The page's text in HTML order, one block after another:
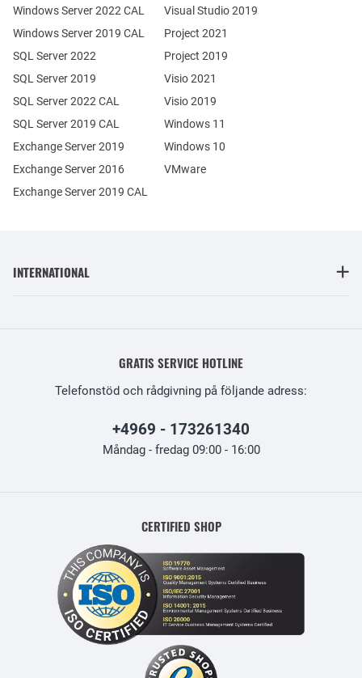
Exchange Server 2019
Exchange Server 2016
SQL Server 2022
SQL Server 2019
Windows Server 2022 CAL
Windows Server 2019 CAL
SQL Server 2022 CAL
SQL Server 2019 CAL
Exchange Server 2019 CAL
Visual Studio 2019
Project 2021
Project 2019
Visio 2021
Visio 2019
Windows 11
Windows 10
VMware
INTERNATIONAL
GRATIS SERVICE HOTLINE
Telefonstöd och rådgivning på följande adress:
+4969 - 173261340
Måndag - fredag 09:00 - 16:00
CERTIFIED SHOP